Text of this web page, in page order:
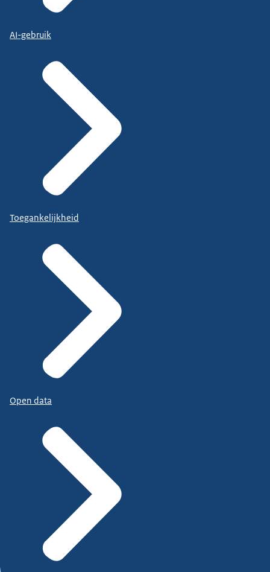
AI-gebruik
Toegankelijkheid
Open data